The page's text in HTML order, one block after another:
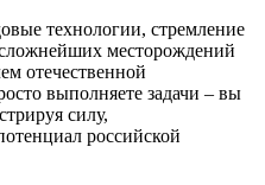
технологии, стремление
месторождений
отечественной
выполняете задачи – вы
силу,
российской